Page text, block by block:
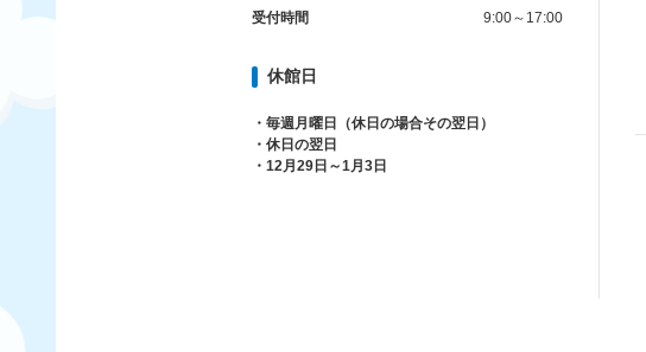
受付時間
9:00～17:00
休館日
・毎週月曜日（休日の場合その翌日）
・休日の翌日
・12月29日～1月3日